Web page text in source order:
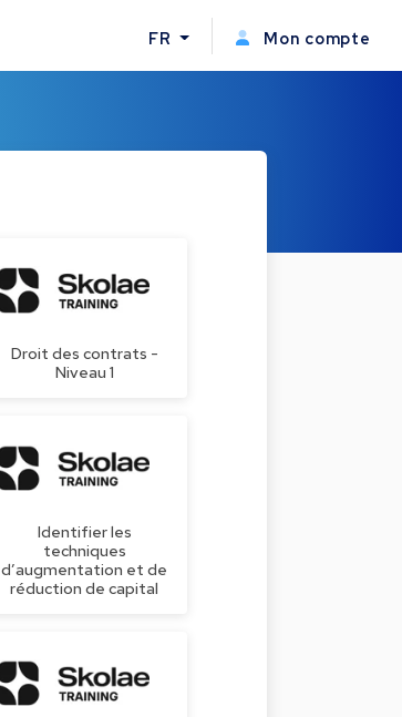
FR Mon compte
Droit des contrats -
Niveau 1
Identifier les
techniques
d’augmentation et de
réduction de capital